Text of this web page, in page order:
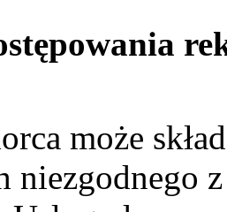
może
niezgodnego